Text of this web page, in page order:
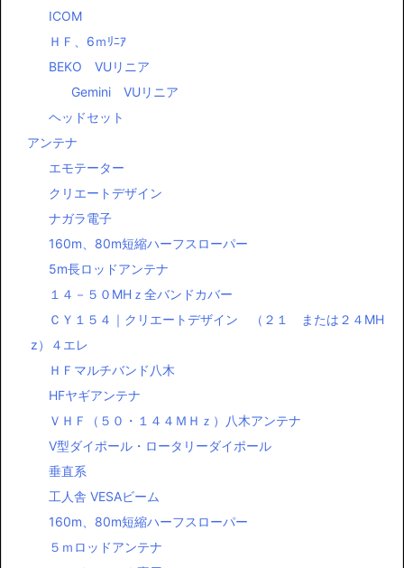
ICOM
ＨＦ、6ｍﾘﾆｱ
BEKO VUリニア
Gemini VUリニア
ヘッドセット
アンテナ
エモテーター
クリエートデザイン
ナガラ電子
160m、80m短縮ハーフスローパー
5m長ロッドアンテナ
１４－５０MHｚ全バンドカバー
ＣＹ１５４｜クリエートデザイン （２１ または２４MH
z）４エレ
ＨＦマルチバンド八木
HFヤギアンテナ
ＶＨＦ（５０・１４４ＭＨｚ）八木アンテナ
Ⅴ型ダイポール・ロータリーダイポール
垂直系
工人舎 VESAビーム
160m、80m短縮ハーフスローパー
５ｍロッドアンテナ